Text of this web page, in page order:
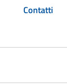
Contatti